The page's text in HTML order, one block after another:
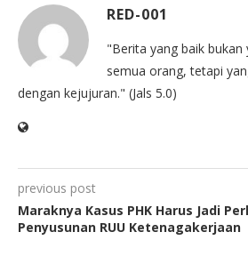
RED-001
"Berita yang baik
semua orang, tetapi
dengan kejujuran." (Jals 5.0)
previous post
Maraknya Kasus PHK Harus Jadi
Penyusunan RUU Ketenagakerjaan